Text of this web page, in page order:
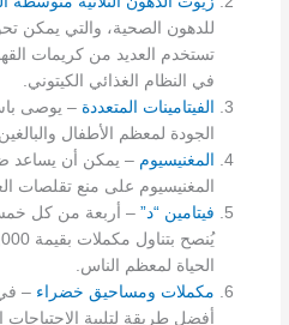
للدهون الصحية، والتي يمكن
في النظام الغذائي الكيتوني.
الفيتامينات المتعددة – يوصى
الجودة لمعظم الأطفال
المغنيسيوم – يمكن أن يساعد
المغنيسيوم على منع تقلصات
فيتامين “د” – أربعة من كل
الحياة لمعظم الناس.
مكملات ومساحيق خضراء – في
أفضل طريقة لتلبية